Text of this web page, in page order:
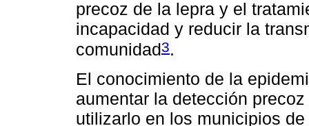
precoz de la lepra y el
incapacidad y reducir la
comunidad3.
El conocimiento de la
aumentar la detección
utilizarlo en los municipios